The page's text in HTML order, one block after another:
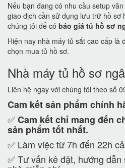
Nếu bạn đang có nhu cầu setup
giao dịch cần sử dụng lưu trữ hồ sơ
chúng tôi để có báo giá tủ hồ sơ
Hiện nay nhà máy tủ sắt cao cấp là
chọn mua tủ hồ sơ.
Nhà máy tủ hồ sơ
Liên hệ ngay với chúng tôi theo số
Cam kếtsản phẩm chính
✅Cam kếtchỉ mang đến
sản phẩm tốt nhất.
✅ Làm việc từ 7h đến 22h
✅ Tư vấn kê đặt, hướng